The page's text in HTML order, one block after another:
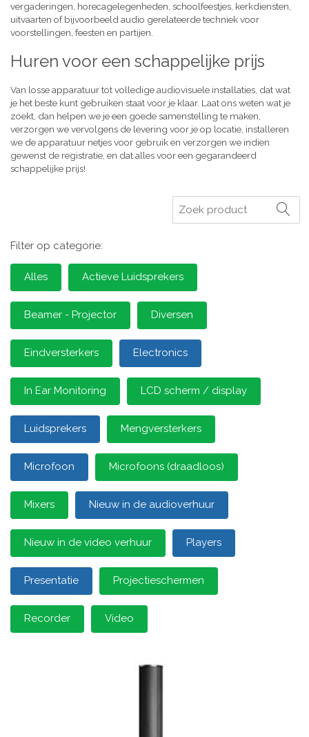
vergaderingen, horecagelegenheden, schoolfeestjes, kerkdiensten,
uitvaarten of bijvoorbeeld audio gerelateerde techniek voor
voorstellingen, feesten en partijen.
Huren voor een schappelijke prijs
Van losse apparatuur tot volledige audiovisuele installaties, dat wat
je het beste kunt gebruiken staat voor je klaar. Laat ons weten wat je
zoekt, dan helpen we je een goede samenstelling te maken,
verzorgen we vervolgens de levering voor je op locatie, installeren
we de apparatuur netjes voor gebruik en verzorgen we indien
gewenst de registratie, en dat alles voor een gegarandeerd
schappelijke prijs!
Zoeken
Filter op categorie:
Alles Actieve Luidsprekers
Beamer - Projector Diversen
Eindversterkers Electronics
In Ear Monitoring LCD scherm / display
Luidsprekers Mengversterkers
Microfoon Microfoons (draadloos)
Mixers Nieuw in de audioverhuur
Nieuw in de video verhuur Players
Presentatie Projectieschermen
Recorder Video